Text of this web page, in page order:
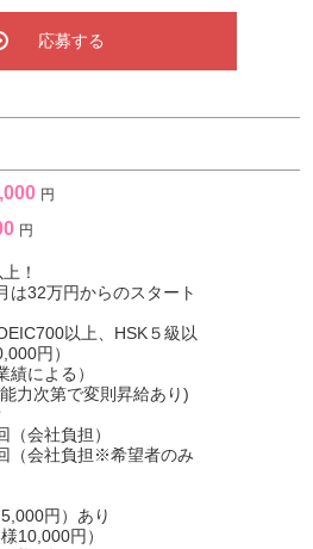
応募する
円
円
！
は32万円からのスタート
以上、HSK５級以
円）
績による）
力次第で変則昇給あり)
（会社負担）
（会社負担※希望者のみ
円）あり
10,000円）